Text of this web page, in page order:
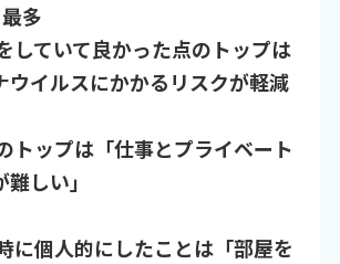
多
ていて良かった点のトップは
ウイルスにかかるリスクが軽減
ップは「仕事とプライベート
しい」
に個人的にしたことは「部屋を